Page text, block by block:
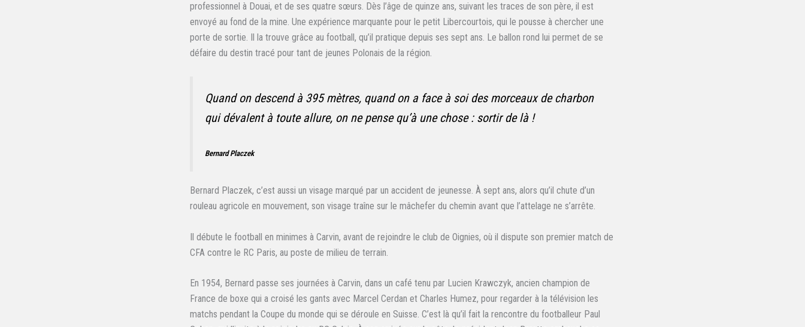
professionnel à Douai, et de ses quatre sœurs. Dès l’âge de quinze ans, suivant les traces de son père, il est
envoyé au fond de la mine. Une expérience marquante pour le petit Libercourtois, qui le pousse à chercher une
porte de sortie. Il la trouve grâce au football, qu’il pratique depuis ses sept ans. Le ballon rond lui permet de se
défaire du destin tracé pour tant de jeunes Polonais de la région.
Quand on descend à 395 mètres, quand on a face à soi des morceaux de charbon
qui dévalent à toute allure, on ne pense qu’à une chose : sortir de là !
Bernard Placzek
Bernard Placzek, c’est aussi un visage marqué par un accident de jeunesse. À sept ans, alors qu’il chute d’un
rouleau agricole en mouvement, son visage traîne sur le mâchefer du chemin avant que l’attelage ne s’arrête.
Il débute le football en minimes à Carvin, avant de rejoindre le club de Oignies, où il dispute son premier match de
CFA contre le RC Paris, au poste de milieu de terrain.
En 1954, Bernard passe ses journées à Carvin, dans un café tenu par Lucien Krawczyk, ancien champion de
France de boxe qui a croisé les gants avec Marcel Cerdan et Charles Humez, pour regarder à la télévision les
matchs pendant la Coupe du monde qui se déroule en Suisse. C’est là qu’il fait la rencontre du footballeur Paul